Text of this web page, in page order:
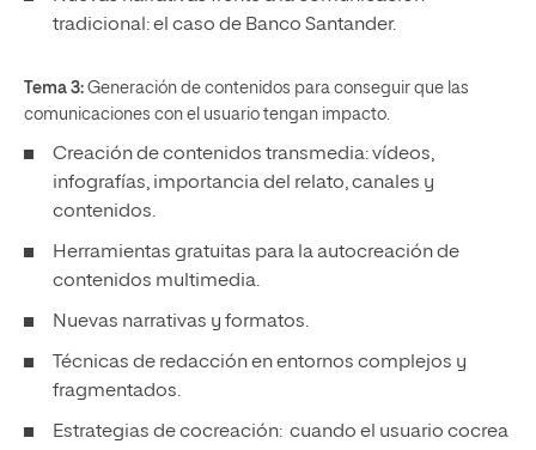
tradicional: el caso de Banco Santander.
Tema 3: Generación de contenidos para conseguir que las
comunicaciones con el usuario tengan impacto.
Creación de contenidos transmedia: vídeos,
infografías, importancia del relato, canales y
contenidos.
Herramientas gratuitas para la autocreación de
contenidos multimedia.
Nuevas narrativas y formatos.
Técnicas de redacción en entornos complejos y
fragmentados.
Estrategias de cocreación: cuando el usuario cocrea